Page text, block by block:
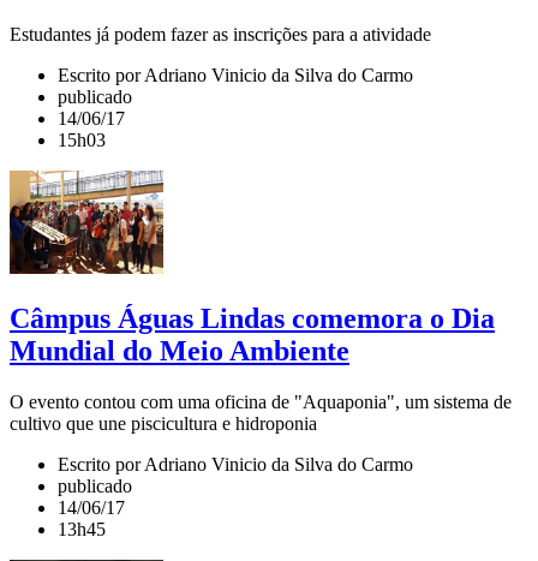
Estudantes já podem fazer as inscrições para a atividade
Escrito por Adriano Vinicio da Silva do Carmo
publicado
14/06/17
15h03
Câmpus Águas Lindas comemora o Dia
Mundial do Meio Ambiente
O evento contou com uma oficina de "Aquaponia", um sistema de
cultivo que une piscicultura e hidroponia
Escrito por Adriano Vinicio da Silva do Carmo
publicado
14/06/17
13h45